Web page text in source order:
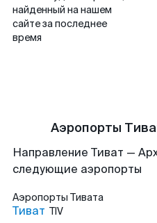
найденный на нашем
сайте за последнее
время
Аэропорты
Направление Тиват —
следующие аэропорты
Аэропорты Тивата
Тиват TIV